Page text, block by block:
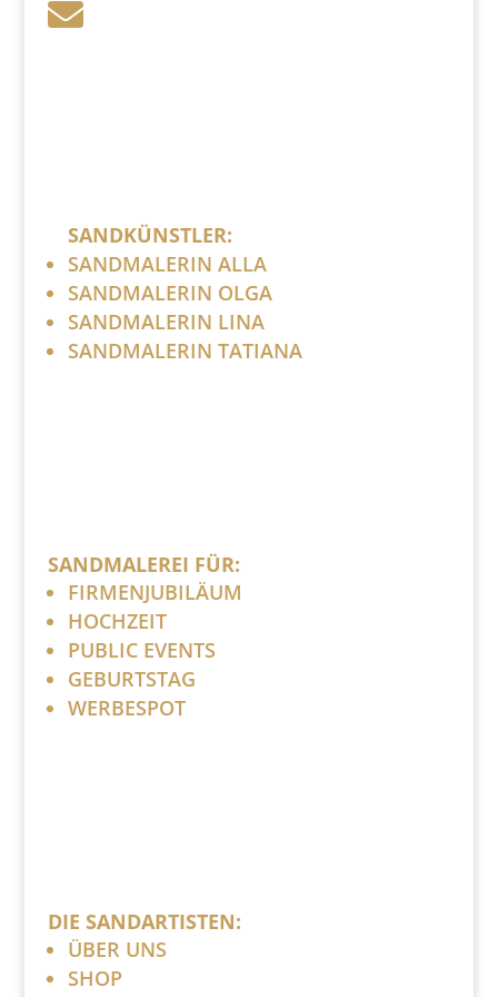

SANDKÜNSTLER:
SANDMALERIN ALLA
SANDMALERIN OLGA
SANDMALERIN LINA
SANDMALERIN TATIANA
SANDMALEREI FÜR:
FIRMENJUBILÄUM
HOCHZEIT
PUBLIC EVENTS
GEBURTSTAG
WERBESPOT
DIE SANDARTISTEN:
ÜBER UNS
SHOP